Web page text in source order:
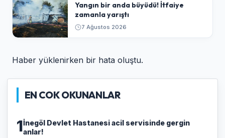
Yangın bir anda büyüdü! İtfaiye
zamanla yarıştı
7 Ağustos 2026
Haber yüklenirken bir hata oluştu.
EN COK OKUNANLAR
1İnegöl Devlet Hastanesi acil servisinde gergin
anlar!